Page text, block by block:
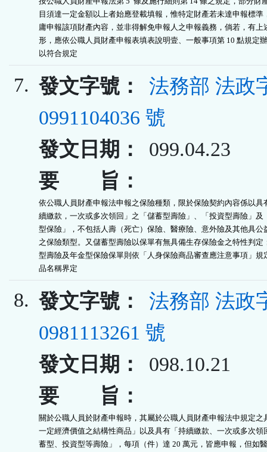
目須達一定金額以上者始應登載填報，惟特定財產若未達申報標準
庸申報該項財產內容，並非得解免申報人之申報義務，倘若，有上
形，應依公職人員財產申報表填表說明壹、一般事項第 10 點規定
以符合規定
7. 發文字號：
法務部 法政
0991104036 號
發文日期：
099.04.23
要 旨：
依公職人員財產申報法申報之保險種類，限於保險契約內容係以具
續繳款，一次或多次領回」之「儲蓄型壽險」、「投資型壽險」及
型保險」，不包括人壽（死亡）保險、醫療險、意外險及其他具公
之保險類型。又儲蓄型壽險以保單有無具備生存保險金之特性判定
型壽險及年金型保險保單則依「人身保險商品審查應注意事項」規
品名稱界定
8. 發文字號：
法務部 法政
0981113261 號
發文日期：
098.10.21
要 旨：
關於公職人員於財產申報時，其屬於公職人員財產申報法中規定之
一定經濟價值之結構性商品」以及具有「持續繳款、一次或多次領
蓄型、投資型等壽險」，每項（件）達 20 萬元，皆應申報，但如